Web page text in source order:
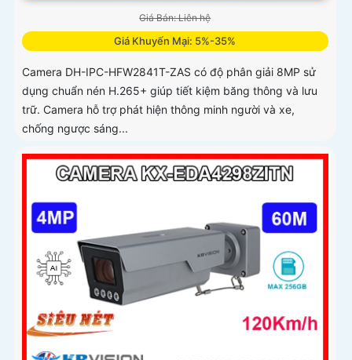
Giá Bán: Liên hệ
Giá Khuyến Mại: 5%-35%
Camera DH-IPC-HFW2841T-ZAS có độ phân giải 8MP sử
dụng chuẩn nén H.265+ giúp tiết kiệm băng thông và lưu
trữ. Camera hỗ trợ phát hiện thông minh người và xe,
chống ngược sáng...